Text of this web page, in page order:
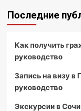
Последние
Как получить
руководство
Запись на визу
руководство
Экскурсии в